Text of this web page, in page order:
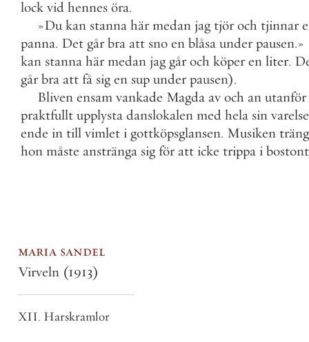
lock vid hennes öra.
»Du kan stanna här medan jag tjör och tjinnar
panna. Det går bra att sno en blåsa under pausen.»
kan stanna här medan jag går och köper en liter.
går bra att få sig en sup under pausen).
Bliven ensam vankade Magda av och an utanför
praktfullt upplysta danslokalen med hela sin varelse
ende in till vimlet i gottköpsglansen. Musiken
hon måste anstränga sig för att icke trippa i
maria sandel
Virveln (1913)
XII. Harskramlor